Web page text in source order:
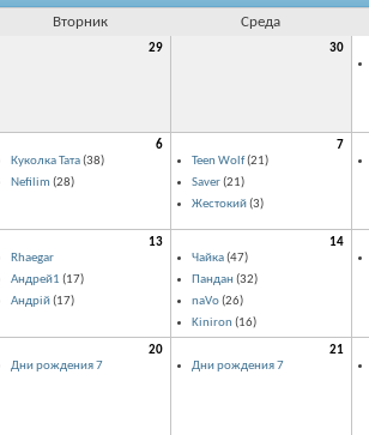
Вторник Среда
29 30
6
Куколка Тата(38)
Nefilim (28)
7
Teen Wolf(21)
Saver(21)
Жестокий(3)
13
Rhaegar
Андрей1 (17)
Андрій(17)
14
Чайка(47)
Пандан(32)
naVo(26)
Kiniron (16)
20
Дни рождения 7
21
Дни рождения 7